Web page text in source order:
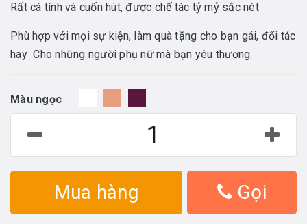
Rất cá tính và cuốn hút, được chế tác tỷ mỷ sắc nét
Phù hợp với mọi sự kiện, làm quà tặng cho bạn gái, đối tác
hay Cho những người phụ nữ mà bạn yêu thương.
Màu ngọc
Mua hàng Gọi